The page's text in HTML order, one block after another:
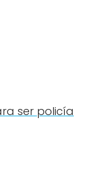
ser policía